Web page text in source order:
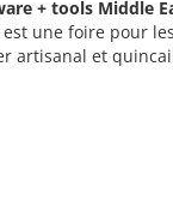
+ tools Middle
une foire pour
artisanal et